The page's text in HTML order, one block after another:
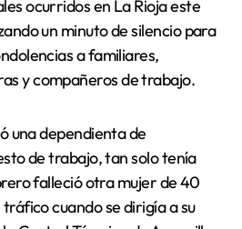
ocurridos en La Rioja este
un minuto de silencio para
a familiares,
y compañeros de trabajo.
una dependienta de
de trabajo, tan solo tenía
falleció otra mujer de 40
cuando se dirigía a su